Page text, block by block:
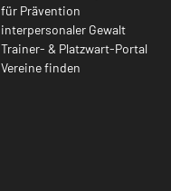
für Prävention
interpersonaler Gewalt
Trainer- & Platzwart-Portal
Vereine finden